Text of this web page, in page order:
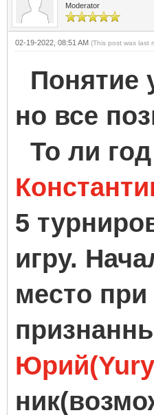
Moderator
02-19-2022, 08:51 AM (This post was last
Понятие
но все
То ли
5
игру.
место при